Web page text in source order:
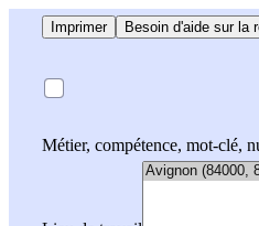
Imprimer Besoin d'aide sur la
Métier, compétence, mot-clé,